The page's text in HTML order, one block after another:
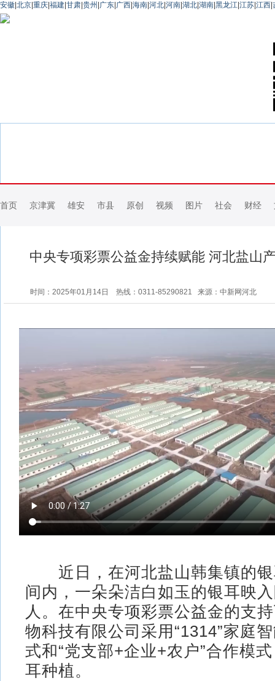
安徽 北京 重庆 福建 甘肃 贵州 广东 广西 海南 河北 河南 湖北 湖南 黑龙江 江苏 江西
首页 京津冀 雄安 市县 原创 视频 图片 社会 财经
中央专项彩票公益金持续赋能 河北盐山
时间：2025年01月14日 热线：0311-85290821 来源：中新网河北
近日，在河北盐山韩集镇的银
间内，一朵朵洁白如玉的银耳映
人。在中央专项彩票公益金的支
物科技有限公司采用“1314”家庭
式和“党支部+企业+农户”合作模
耳种植。